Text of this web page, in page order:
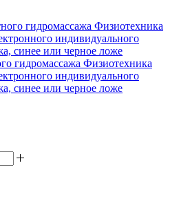
гидромассажа Физиотехника
индивидуального
синее или черное ложе